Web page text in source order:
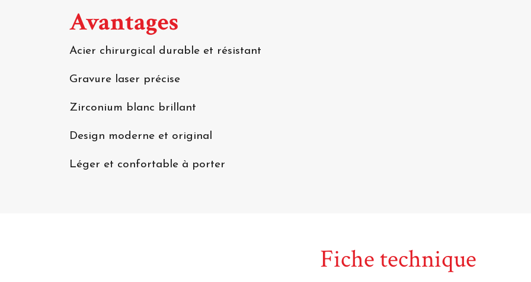
Avantages
Acier chirurgical durable et résistant
Gravure laser précise
Zirconium blanc brillant
Design moderne et original
Léger et confortable à porter
Fiche technique